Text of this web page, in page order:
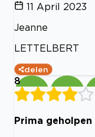
11 April 2023
Jeanne
LETTELBERT
delen
8
Prima